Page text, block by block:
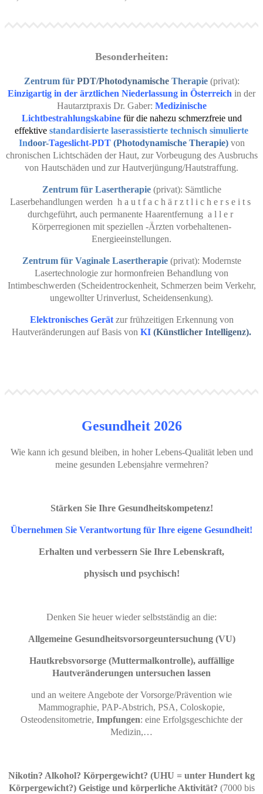
Besonderheiten:
Zentrum für PDT/PhotodynamischeTherapie (privat):
Einzigartig in der ärztlichen Niederlassung in Österreich in der
Hautarztpraxis Dr. Gaber: Medizinische
Lichtbestrahlungskabine für die nahezu schmerzfreie und
effektive standardisierte laserassistierte technisch simulierte
Indoor-Tageslicht-PDT(Photodynamische Therapie)von
chronischen Lichtschäden der Haut, zur Vorbeugung des Ausbruchs
von Hautschäden und zur Hautverjüngung/Hautstraffung.
Zentrum für Lasertherapie (privat): Sämtliche
Laserbehandlungen werden h a u t f a c h ä r z t l i c h e r s e i t s
durchgeführt, auch permanente Haarentfernung a l l e r
Körperregionen mit speziellen -Ärzten vorbehaltenen-
Energieeinstellungen.
Zentrum für Vaginale Lasertherapie (privat): Modernste
Lasertechnologie zur hormonfreien Behandlung von
Intimbeschwerden (Scheidentrockenheit, Schmerzen beim Verkehr,
ungewollter Urinverlust, Scheidensenkung).
Elektronisches Gerätzur frühzeitigen Erkennung von
Hautveränderungen auf Basis von KI (Künstlicher Intelligenz).
Gesundheit 2026
Wie kann ich gesund bleiben, in hoher Lebens-Qualität leben und
meine gesunden Lebensjahre vermehren?
Stärken Sie Ihre Gesundheitskompetenz!
Übernehmen Sie Verantwortung für Ihre eigene Gesundheit!
Erhalten und verbessern Sie Ihre Lebenskraft,
physisch und psychisch!
Denken Sie heuer wieder selbstständig an die:
Allgemeine Gesundheitsvorsorgeuntersuchung (VU)
Hautkrebsvorsorge (Muttermalkontrolle), auffällige
Hautveränderungen untersuchen lassen
und an weitere Angebote der Vorsorge/Prävention wie
Mammographie, PAP-Abstrich, PSA, Coloskopie,
Osteodensitometrie, Impfungen: eine Erfolgsgeschichte der
Medizin,…
Nikotin? Alkohol? Körpergewicht? (UHU = unter Hundert kg
Körpergewicht?) Geistige und körperliche Aktivität? (7000 bis